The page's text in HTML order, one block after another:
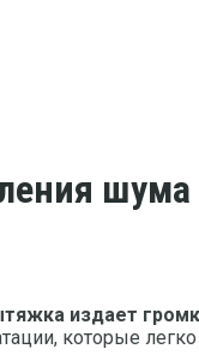
шума
издает
которые легко